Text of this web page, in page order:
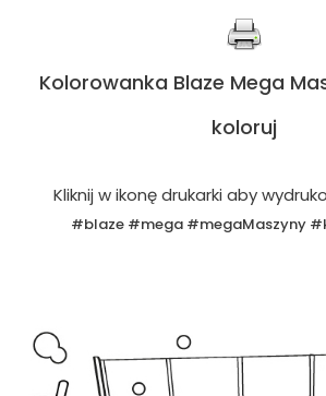
Kolorowanka Blaze Mega
koloruj
Kliknij w ikonę drukarki aby
#blaze #mega #megaMaszyny